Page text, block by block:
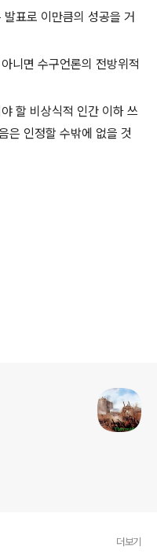
표로 이만큼의 성공을 거
니면 수구언론의 전방위적
할 비상식적 인간 이하 쓰
은 인정할 수밖에 없을 것
더보기